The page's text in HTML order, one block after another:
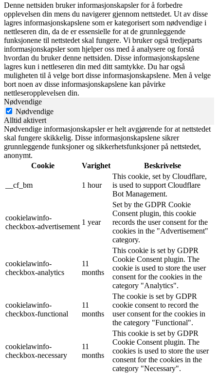
Denne nettsiden bruker informasjonskapsler for å forbedre
opplevelsen din mens du navigerer gjennom nettstedet. Ut av disse
lagres informasjonskapslene som er kategorisert som nødvendige i
nettleseren din, da de er essensielle for at de grunnleggende
funksjonene til nettstedet skal fungere. Vi bruker også tredjeparts
informasjonskapsler som hjelper oss med å analysere og forstå
hvordan du bruker denne nettsiden. Disse informasjonskapslene
lagres kun i nettleseren din med ditt samtykke. Du har også
muligheten til å velge bort disse informasjonskapslene. Men å velge
bort noen av disse informasjonskapslene kan påvirke
nettleseropplevelsen din.
Nødvendige
Nødvendige
Alltid aktivert
Nødvendige informasjonskapsler er helt avgjørende for at nettstedet
skal fungere skikkelig. Disse informasjonskapslene sikrer
grunnleggende funksjoner og sikkerhetsfunksjoner på nettstedet,
anonymt.
Cookie
Varighet Beskrivelse
__cf_bm 1 hour
This cookie, set by Cloudflare,
is used to support Cloudflare
Bot Management.
cookielawinfo-
checkbox-advertisement
1 year
Set by the GDPR Cookie
Consent plugin, this cookie
records the user consent for the
cookies in the "Advertisement"
category.
cookielawinfo-
checkbox-analytics
11
months
This cookie is set by GDPR
Cookie Consent plugin. The
cookie is used to store the user
consent for the cookies in the
category "Analytics".
cookielawinfo-
checkbox-functional
11
months
The cookie is set by GDPR
cookie consent to record the
user consent for the cookies in
the category "Functional".
cookielawinfo-
checkbox-necessary
11
months
This cookie is set by GDPR
Cookie Consent plugin. The
cookies is used to store the user
consent for the cookies in the
category "Necessary".